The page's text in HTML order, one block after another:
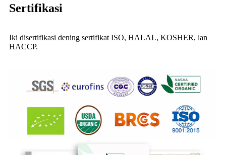
Sertifikasi
Iki disertifikasi dening sertifikat ISO, HALAL, KOSHER, lan
HACCP.